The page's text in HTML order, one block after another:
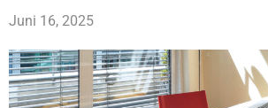
Juni 16, 2025